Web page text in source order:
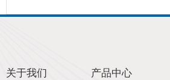
关于我们 产品中心